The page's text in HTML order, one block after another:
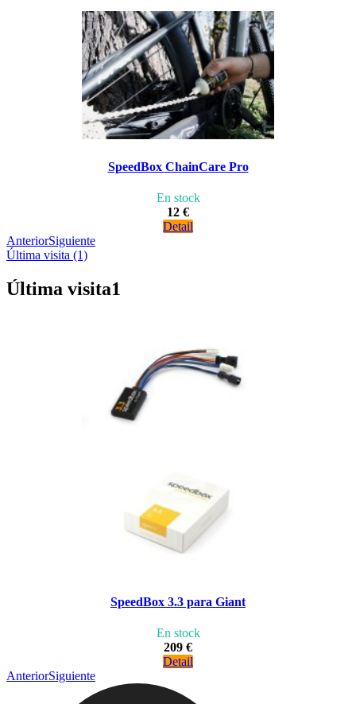
SpeedBox ChainCare Pro
En stock
12 €
Detail
AnteriorSiguiente
Última visita (1)
Última visita1
SpeedBox 3.3 para Giant
En stock
209 €
Detail
AnteriorSiguiente